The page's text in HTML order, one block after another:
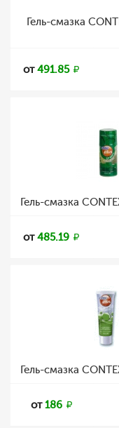
Гель-смазка
от491.85
Гель-смазка
от485.19
Гель-смазка
от186